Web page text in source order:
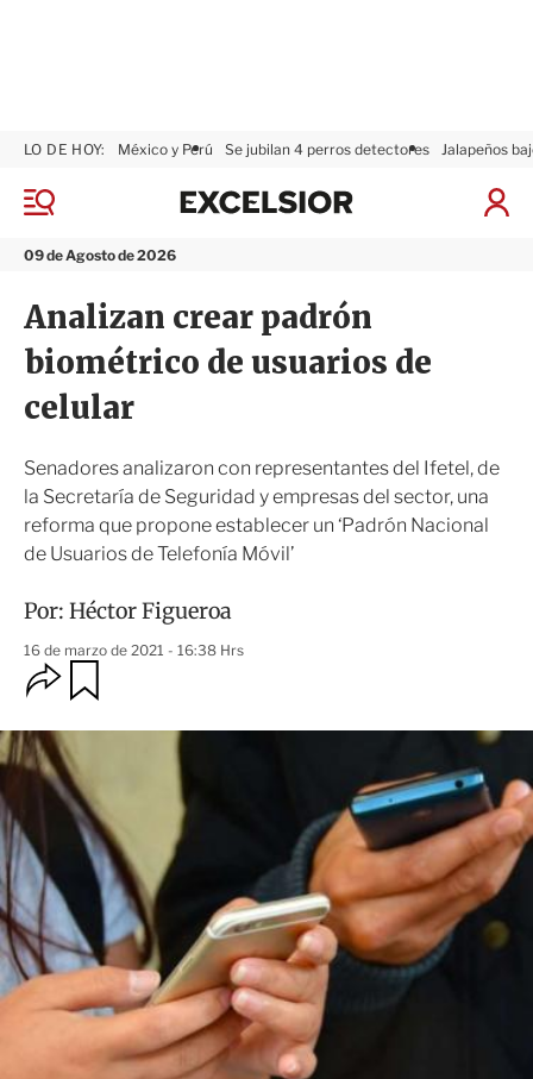
M
n
09 de Agosto de 2026
LO DE HOY: México y Perú Se jubilan 4 perros detectores Jalapeños
I
ó
x
i
r
Analizan crear padrón
biométrico de usuarios de
celular
Senadores analizaron con representantes del Ifetel, de
la Secretaría de Seguridad y empresas del sector, una
reforma que propone establecer un ‘Padrón Nacional
de Usuarios de Telefonía Móvil’
Por: Héctor Figueroa
16 de marzo de 2021 - 16:38 Hrs
O
p
i
o
n
e
c
o
m
p
r
r